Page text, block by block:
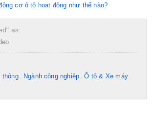
cơ ô tô hoạt động như thế nào?
as:
thông Ngành công nghiệp
Ô tô & Xe máy